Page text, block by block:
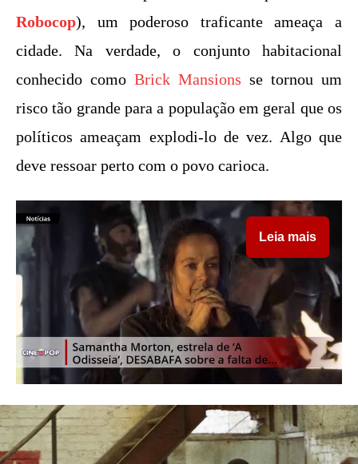
Robocop), um poderoso traficante ameaça a
cidade. Na verdade, o conjunto habitacional
conhecido como Brick Mansions se tornou um
risco tão grande para a população em geral que os
políticos ameaçam explodi-lo de vez. Algo que
deve ressoar perto com o povo carioca.
Leia mais